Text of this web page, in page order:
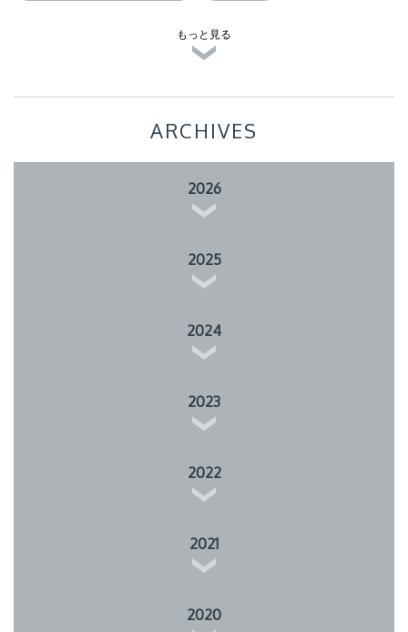
もっと見る
ARCHIVES
2026
2025
2024
2023
2022
2021
2020